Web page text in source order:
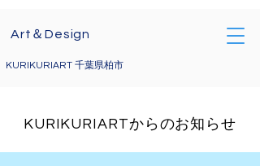
Art＆Design
KURIKURIART 千葉県柏市
電話によるお問い合わせ
09071767285
kurikuriart@gmail.com
KURIKURIARTからのお知らせ